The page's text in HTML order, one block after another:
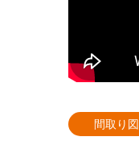
間取り図